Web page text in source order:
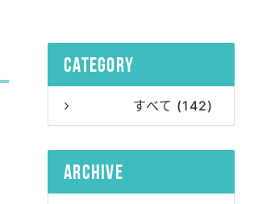
category
すべて (142)
archive